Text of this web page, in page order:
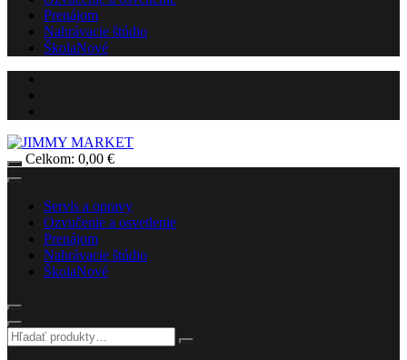
Prenájom
Nahrávacie štúdio
ŠkolaNové
Celkom: 0,00 €
Servis a opravy
Ozvučenie a osvetlenie
Prenájom
Nahrávacie štúdio
ŠkolaNové